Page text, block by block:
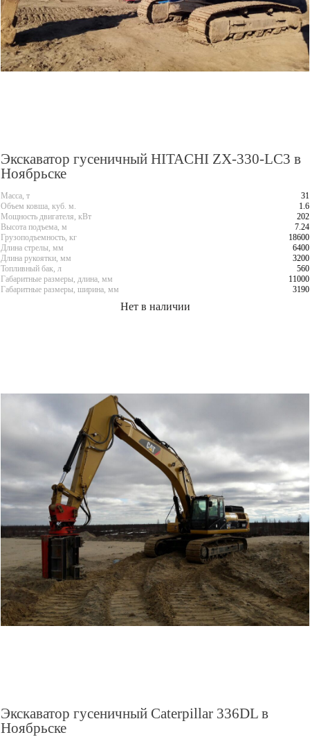
Экскаватор гусеничный HITACHI ZX-330-LC3 в
Ноябрьске
Масса, т
31
Объем ковша, куб. м.
1.6
Мощность двигателя, кВт
202
Высота подъема, м
7.24
Грузоподъемность, кг
18600
Длина стрелы, мм
6400
Длина рукоятки, мм
3200
Топливный бак, л
560
Габаритные размеры, длина, мм
11000
Габаритные размеры, ширина, мм
3190
Нет в наличии
Экскаватор гусеничный Caterpillar 336DL в
Ноябрьске